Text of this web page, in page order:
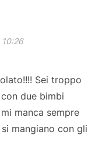
10:26
Sei troppo
due bimbi
manca sempre
mangiano con gli